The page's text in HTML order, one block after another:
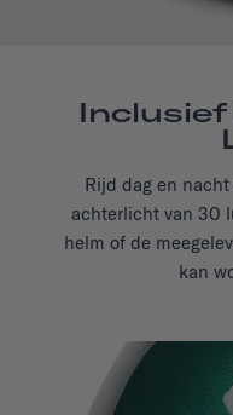
Rijd dag en
achterlicht van 30
helm of de
kan